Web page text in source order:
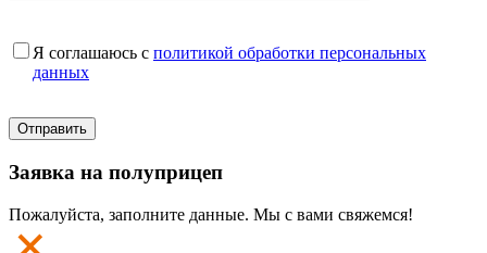
Я соглашаюсь с политикой обработки персональных
данных
Заявка на полуприцеп
Пожалуйста, заполните данные. Мы с вами свяжемся!